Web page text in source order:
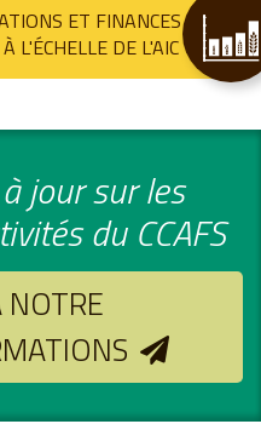
ET FINANCES
L'ÉCHELLE DE L'AIC
jour sur les
du CCAFS